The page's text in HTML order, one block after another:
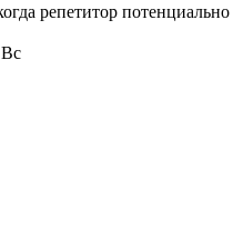
репетитор
Вс